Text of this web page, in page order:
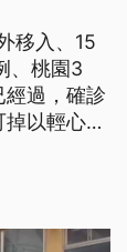
移入、15
、桃園3
過，確診
以輕心，